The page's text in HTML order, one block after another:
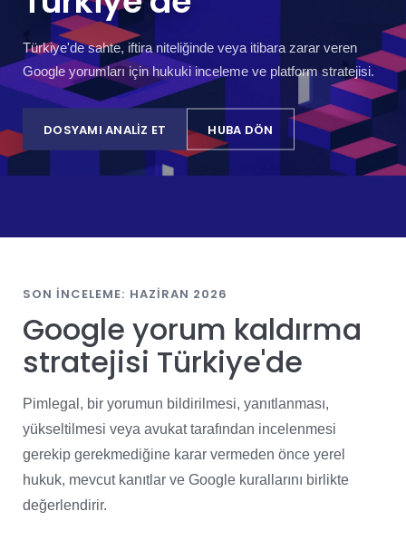
Türkiye'de sahte, iftira niteliğinde veya itibara zarar veren
Google yorumları için hukuki inceleme ve platform stratejisi.
DOSYAMI ANALIZ ET HUBA DÖN
SON INCELEME: HAZIRAN 2026
Google yorum kaldırma
stratejisi Türkiye'de
Pimlegal, bir yorumun bildirilmesi, yanıtlanması,
yükseltilmesi veya avukat tarafından incelenmesi
gerekip gerekmediğine karar vermeden önce yerel
hukuk, mevcut kanıtlar ve Google kurallarını birlikte
değerlendirir.